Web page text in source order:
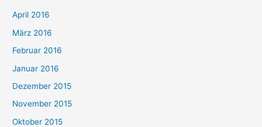
April 2016
März 2016
Februar 2016
Januar 2016
Dezember 2015
November 2015
Oktober 2015